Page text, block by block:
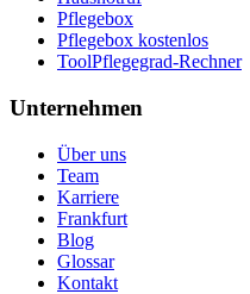
Pflegebox
Pflegebox kostenlos
ToolPflegegrad-Rechner
Unternehmen
Über uns
Team
Karriere
Frankfurt
Blog
Glossar
Kontakt